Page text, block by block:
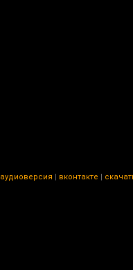
аудиоверсия | вконтакте |